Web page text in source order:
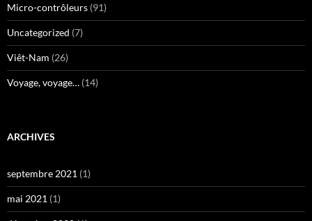
Micro-contrôleurs (91)
Uncategorized (7)
Viêt-Nam (26)
Voyage, voyage… (14)
ARCHIVES
septembre 2021 (1)
mai 2021 (1)